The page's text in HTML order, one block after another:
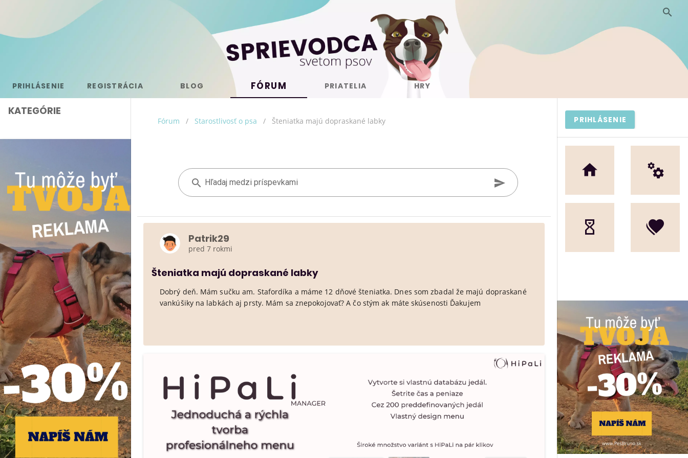
KATEGÓRIE
PRIHLÁSENIE REGISTRÁCIA BLOG FÓRUM PRIATELIA HRY
Fórum / Starostlivosť o psa / Šteniatka majú dopraskané labky
Hľadaj medzi príspevkami
Patrik29
pred 7 rokmi
Šteniatka majú dopraskané labky
Dobrý deň. Mám sučku am. Stafordíka a máme 12 dňové šteniatka. Dnes som zbadal že majú dopraskané
vankúšiky na labkách aj prsty. Mám sa znepokojovať? A čo stým ak máte skúsenosti Ďakujem
PRIHLÁSENIE